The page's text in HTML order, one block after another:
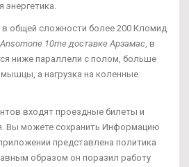
энергетика.
в общей сложности более 200 Кломид
Ansomone 10me доставке Арзамас, в
ниже параллели с полом, больше
а нагрузка на коленные
входят проездные билеты и
Вы можете сохранить Информацию
представлена политика
образом он поразил работу